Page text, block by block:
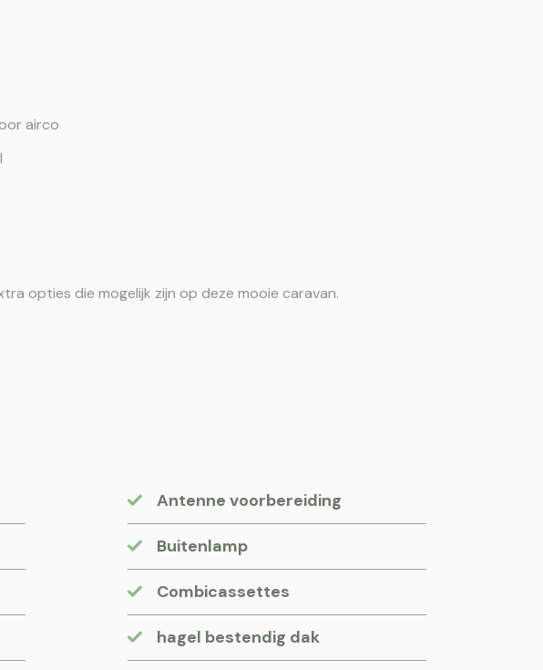
airco
opties die mogelijk zijn op deze mooie caravan.
Antenne voorbereiding
Buitenlamp
Combicassettes
hagel bestendig dak